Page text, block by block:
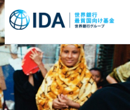
Skip
main
content